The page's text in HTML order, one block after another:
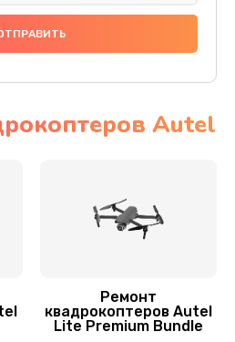
шестерни
Autel
Autel
Ремонт
квадрокоптеров Autel
Lite Premium Bundle